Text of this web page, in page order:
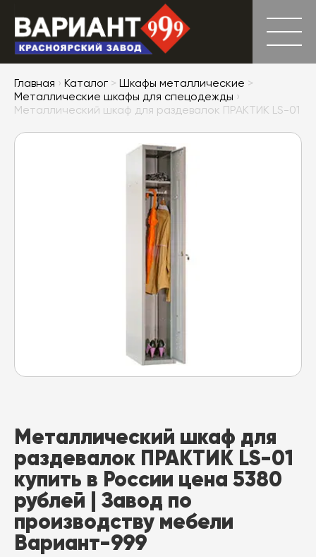
Главная › Каталог > Шкафы металлические >
Металлические шкафы для спецодежды ›
Металлический шкаф для раздевалок ПРАКТИК LS-01
Металлический шкаф для
раздевалок ПРАКТИК LS-01
купить в России цена 5380
рублей | Завод по
производству мебели
Вариант-999